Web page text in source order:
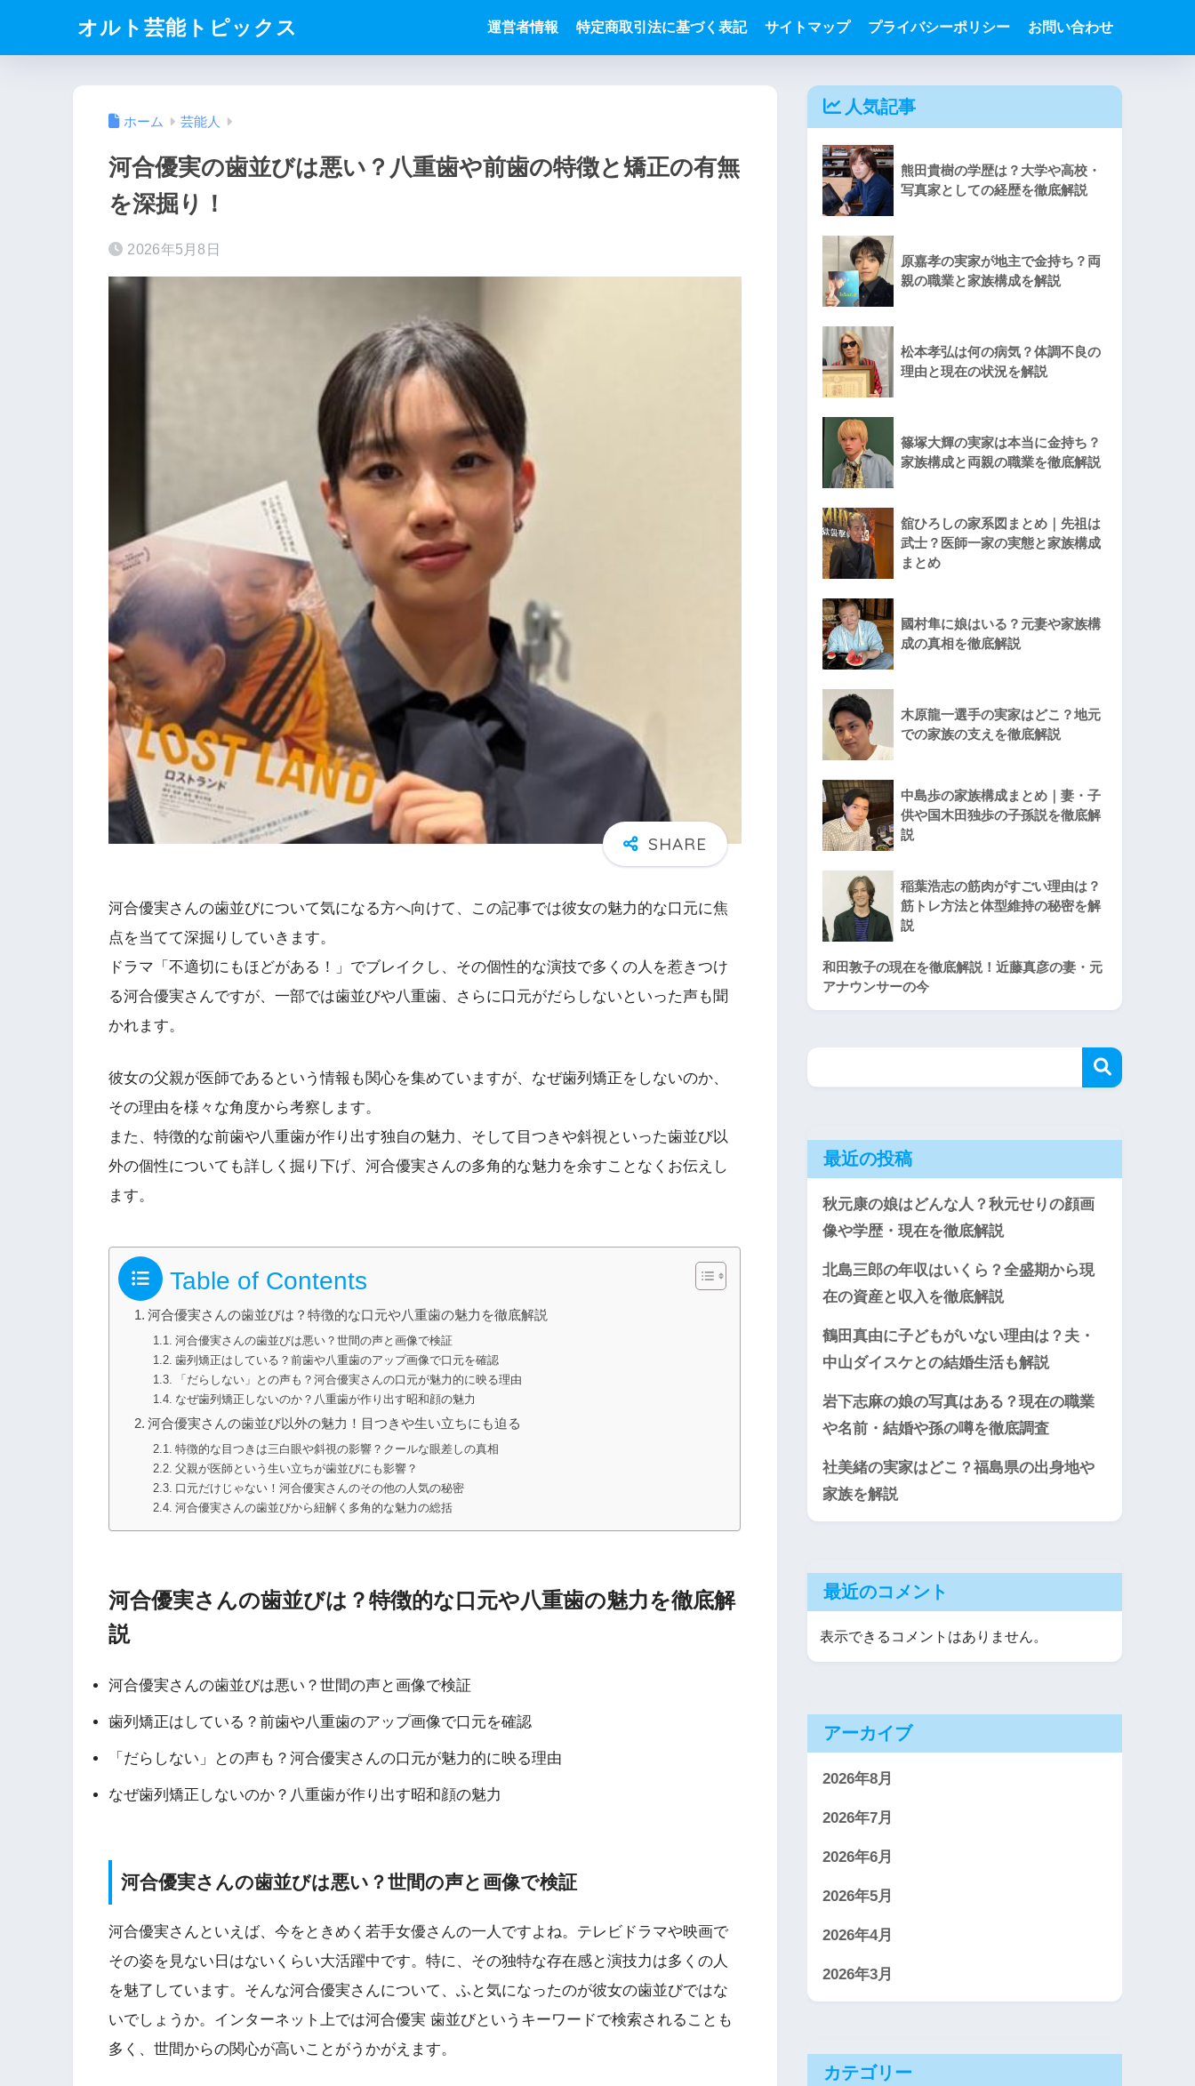
オルト芸能トピックス 運営者情報 特定商取引法に基づく表記 サイトマップ プライバシーポリシー お問い合わせ
ホーム 芸能人
河合優実の歯並びは悪い？八重歯や前歯の特徴と矯正の有無
を深掘り！
2026年5月8日
河合優実さんの歯並びについて気になる方へ向けて、この記事では彼女の魅力的な口元に焦
点を当てて深掘りしていきます。
ドラマ「不適切にもほどがある！」でブレイクし、その個性的な演技で多くの人を惹きつけ
る河合優実さんですが、一部では歯並びや八重歯、さらに口元がだらしないといった声も聞
かれます。
彼女の父親が医師であるという情報も関心を集めていますが、なぜ歯列矯正をしないのか、
その理由を様々な角度から考察します。
また、特徴的な前歯や八重歯が作り出す独自の魅力、そして目つきや斜視といった歯並び以
外の個性についても詳しく掘り下げ、河合優実さんの多角的な魅力を余すことなくお伝えし
ます。
Table of Contents
河合優実さんの歯並びは？特徴的な口元や八重歯の魅力を徹底解説
河合優実さんの歯並びは悪い？世間の声と画像で検証
歯列矯正はしている？前歯や八重歯のアップ画像で口元を確認
「だらしない」との声も？河合優実さんの口元が魅力的に映る理由
なぜ歯列矯正しないのか？八重歯が作り出す昭和顔の魅力
河合優実さんの歯並び以外の魅力！目つきや生い立ちにも迫る
特徴的な目つきは三白眼や斜視の影響？クールな眼差しの真相
父親が医師という生い立ちが歯並びにも影響？
口元だけじゃない！河合優実さんのその他の人気の秘密
河合優実さんの歯並びから紐解く多角的な魅力の総括
河合優実さんの歯並びは？特徴的な口元や八重歯の魅力を徹底解
説
河合優実さんの歯並びは悪い？世間の声と画像で検証
歯列矯正はしている？前歯や八重歯のアップ画像で口元を確認
「だらしない」との声も？河合優実さんの口元が魅力的に映る理由
なぜ歯列矯正しないのか？八重歯が作り出す昭和顔の魅力
河合優実さんの歯並びは悪い？世間の声と画像で検証
河合優実さんといえば、今をときめく若手女優さんの一人ですよね。テレビドラマや映画で
その姿を見ない日はないくらい大活躍中です。特に、その独特な存在感と演技力は多くの人
を魅了しています。そんな河合優実さんについて、ふと気になったのが彼女の歯並びではな
いでしょうか。インターネット上では河合優実 歯並びというキーワードで検索されることも
多く、世間からの関心が高いことがうかがえます。
人気記事
熊田貴樹の学歴は？大学や高校・
写真家としての経歴を徹底解説
原嘉孝の実家が地主で金持ち？両
親の職業と家族構成を解説
松本孝弘は何の病気？体調不良の
理由と現在の状況を解説
篠塚大輝の実家は本当に金持ち？
家族構成と両親の職業を徹底解説
舘ひろしの家系図まとめ｜先祖は
武士？医師一家の実態と家族構成
まとめ
國村隼に娘はいる？元妻や家族構
成の真相を徹底解説
木原龍一選手の実家はどこ？地元
での家族の支えを徹底解説
中島歩の家族構成まとめ｜妻・子
供や国木田独歩の子孫説を徹底解
説
稲葉浩志の筋肉がすごい理由は？
筋トレ方法と体型維持の秘密を解
説
和田敦子の現在を徹底解説！近藤真彦の妻・元
アナウンサーの今
最近の投稿
秋元康の娘はどんな人？秋元せりの顔画
像や学歴・現在を徹底解説
北島三郎の年収はいくら？全盛期から現
在の資産と収入を徹底解説
鶴田真由に子どもがいない理由は？夫・
中山ダイスケとの結婚生活も解説
岩下志麻の娘の写真はある？現在の職業
や名前・結婚や孫の噂を徹底調査
社美緒の実家はどこ？福島県の出身地や
家族を解説
最近のコメント
表示できるコメントはありません。
アーカイブ
2026年8月
2026年7月
2026年6月
2026年5月
2026年4月
2026年3月
カテゴリー